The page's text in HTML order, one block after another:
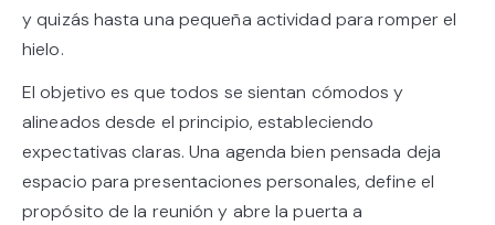
y quizás hasta una pequeña actividad para romper el
hielo.
El objetivo es que todos se sientan cómodos y
alineados desde el principio, estableciendo
expectativas claras. Una agenda bien pensada deja
espacio para presentaciones personales, define el
propósito de la reunión y abre la puerta a